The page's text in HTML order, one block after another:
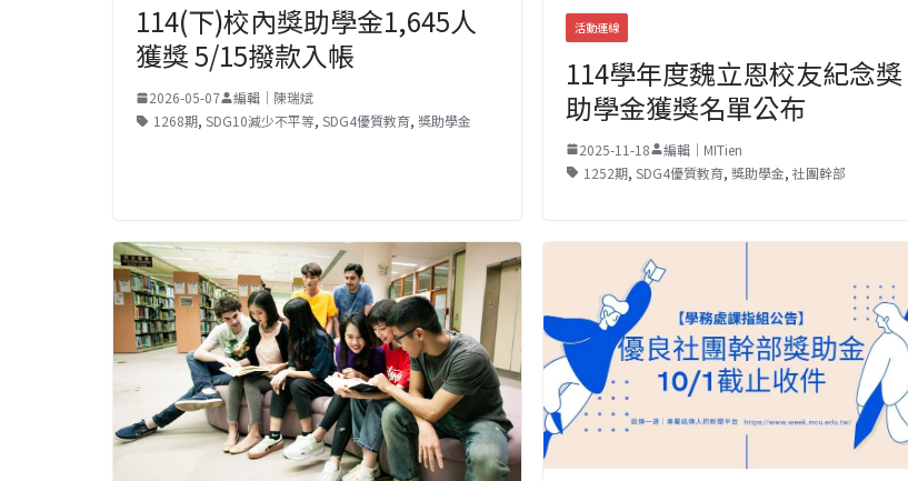
114(下)校內獎助學金1,645人
獲獎 5/15撥款入帳
2026-05-07
編輯｜陳瑞斌
1268期, SDG10減少不平等, SDG4優質教育, 獎助學金
活動連線
114學年度魏立恩校友紀念獎
助學金獲獎名單公布
2025-11-18
編輯｜MITien
1252期, SDG4優質教育, 獎助學金, 社團幹部